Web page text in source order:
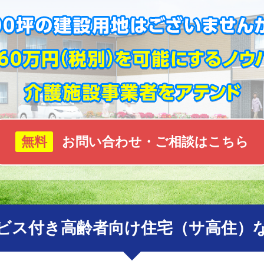
無料 お問い合わせ・ご相談はこちら
ス付き高齢者向け住宅（サ高住）